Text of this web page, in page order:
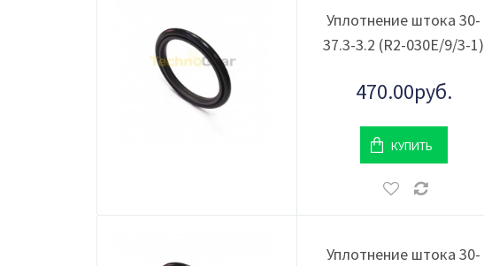
Уплотнение штока 30-
37.3-3.2 (R2-030E/9/3-1)
470.00руб.
КУПИТЬ
Уплотнение штока 30-